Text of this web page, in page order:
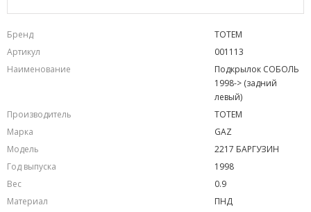
Бренд
TOTEM
Артикул
001113
Наименование
Подкрылок СОБОЛЬ
1998-> (задний
левый)
Производитель
TOTEM
Марка
GAZ
Модель
2217 БАРГУЗИН
Год выпуска
1998
Вес
0.9
Материал
ПНД